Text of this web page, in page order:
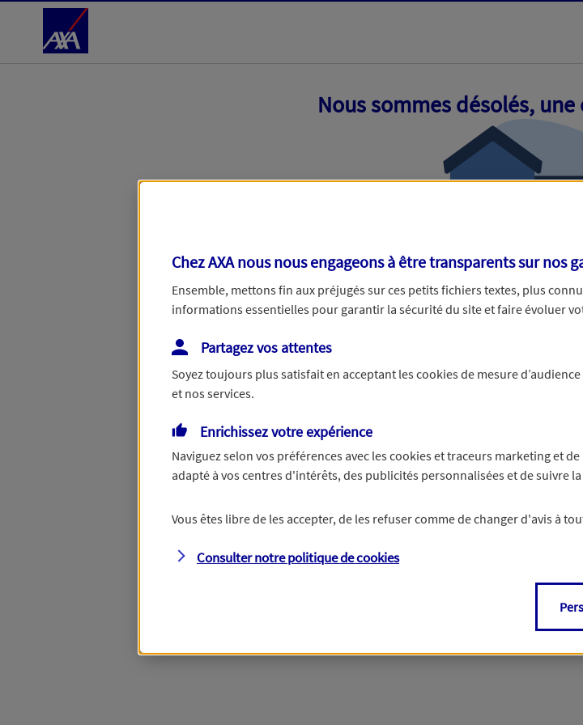
Accéder au Contenu
Nous sommes désolés,
Chez AXA nous nous engageons à être transparents sur nos
Ensemble, mettons fin aux préjugés sur ces petits fichiers textes, plus
informations essentielles pour garantir la sécurité du site et faire évoluer
Partagez vos attentes
Soyez toujours plus satisfait en acceptant les cookies de mesure
et nos services.
Enrichissez votre expérience
Naviguez selon vos préférences avec les cookies et traceurs marketing et
adapté à vos centres d'intérêts, des publicités personnalisées et de suivre
Vous êtes libre de les accepter, de les refuser comme de changer d'avis à
Consulter notre politique decookies